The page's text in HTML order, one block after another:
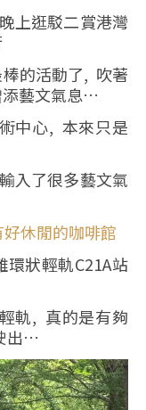
上逛駁二賞港灣
的活動了, 吹著
藝文氣息…
中心, 本來只是
入了很多藝文氣
休閒的咖啡館
狀輕軌C21A站
軌, 真的是有夠
出…